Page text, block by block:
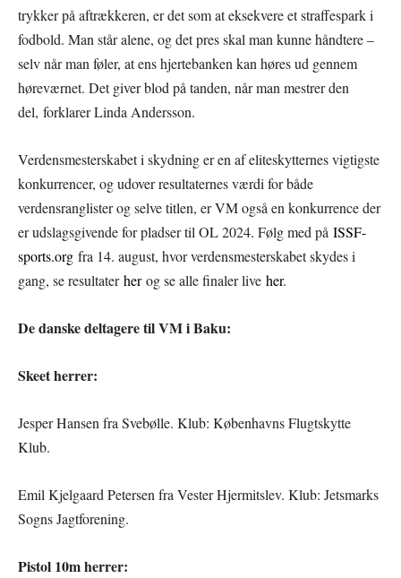
trykker på aftrækkeren, er det som at eksekvere et straffespark i
fodbold. Man står alene, og det pres skal man kunne håndtere –
selv når man føler, at ens hjertebanken kan høres ud gennem
høreværnet. Det giver blod på tanden, når man mestrer den
del, forklarer Linda Andersson.
Verdensmesterskabet i skydning er en af eliteskytternes vigtigste
konkurrencer, og udover resultaternes værdi for både
verdensranglister og selve titlen, er VM også en konkurrence der
er udslagsgivende for pladser til OL 2024. Følg med på ISSF-
sports.org fra 14. august, hvor verdensmesterskabet skydes i
gang, se resultaterherog se alle finaler live her.
De danske deltagere til VM i Baku:
Skeet herrer:
Jesper Hansen fra Svebølle. Klub: Københavns Flugtskytte
Klub.
Emil Kjelgaard Petersen fra Vester Hjermitslev. Klub: Jetsmarks
Sogns Jagtforening.
Pistol 10m herrer: